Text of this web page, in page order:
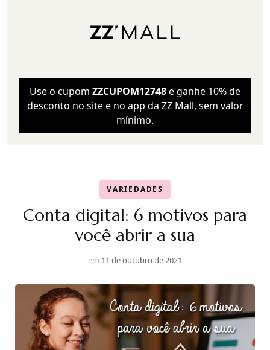
Use o cupom ZZCUPOM12748e ganhe 10% de
desconto no site e no app da ZZ Mall, sem valor
mínimo.
VARIEDADES
Conta digital: 6 motivos para
você abrir a sua
em 11 de outubro de 2021